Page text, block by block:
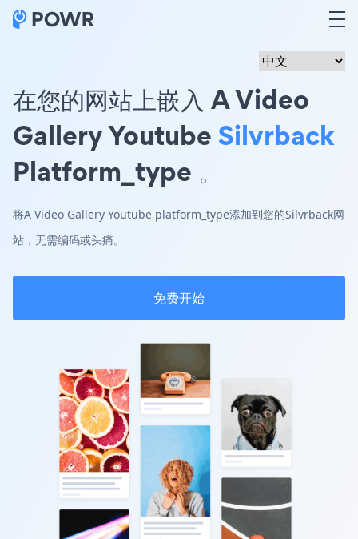
在您的网站上嵌入 A Video
Gallery YoutubeSilvrback
Platform_type 。
将A Video Gallery Youtube platform_type添加到您的Silvrback网
站，无需编码或头痛。
免费开始